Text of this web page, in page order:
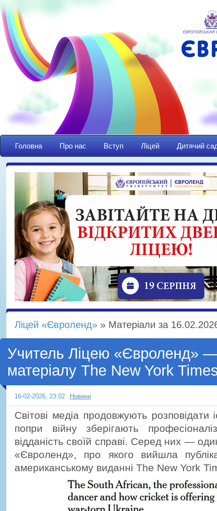
Головна Про нас Вступ Ліцей Дитячий
Ліцей «Євроленд» » Матеріали за
Учитель Ліцею «Євроленд»
матеріалу The New York
16-02-2026, 23:02 Новини
Світові медіа продовжують розповідати
попри війну зберігають
відданість своїй справі. Серед них —
«Євроленд», про якого вийшла
американському виданні The New York